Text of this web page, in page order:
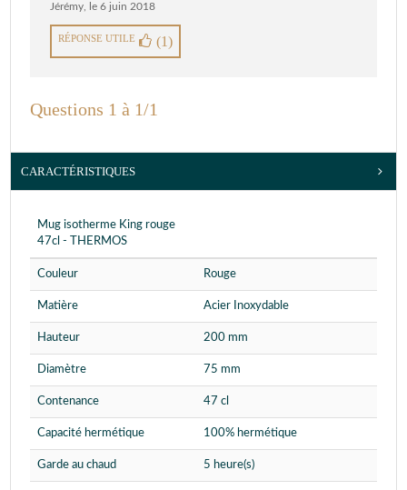
Jérémy, le 6 juin 2018
RÉPONSE UTILE (1)
Questions 1 à 1/1
CARACTÉRISTIQUES
Mug isotherme King rouge
47cl - THERMOS
Couleur Rouge
Matière Acier Inoxydable
Hauteur 200 mm
Diamètre 75 mm
Contenance 47 cl
Capacité hermétique 100% hermétique
Garde au chaud 5 heure(s)